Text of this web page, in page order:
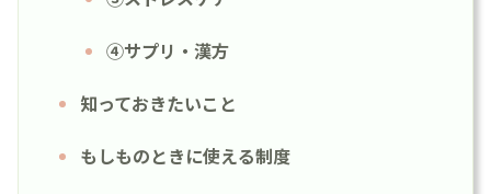
④サプリ・漢方
知っておきたいこと
もしものときに使える制度